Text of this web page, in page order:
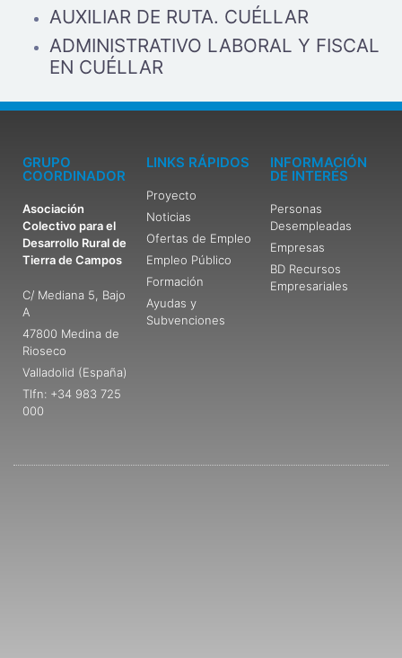
AUXILIAR DE RUTA. CUÉLLAR
ADMINISTRATIVO LABORAL Y FISCAL
EN CUÉLLAR
GRUPO
COORDINADOR
Asociación
Colectivo para el
Desarrollo Rural de
Tierra de Campos
C/ Mediana 5, Bajo
A
47800 Medina de
Rioseco
Valladolid (España)
Tlfn: +34 983 725
000
LINKS RÁPIDOS
Proyecto
Noticias
Ofertas de Empleo
Empleo Público
Formación
Ayudas y
Subvenciones
INFORMACIÓN
DE INTERÉS
Personas
Desempleadas
Empresas
BD Recursos
Empresariales